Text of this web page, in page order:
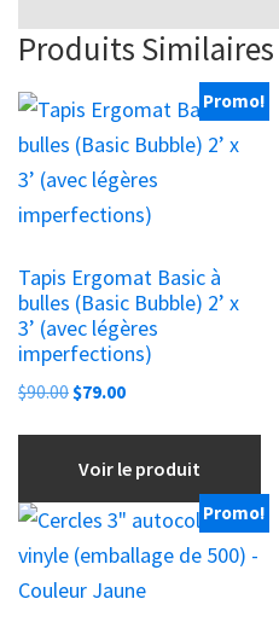
Produits Similaires
Promo!
Tapis Ergomat Basic à
bulles (Basic Bubble) 2’ x
3’ (avec légères
imperfections)
$90.00 Le
était :
$90.00.
$79.00Le
est :
$79.00.
Voir le produit
Promo!